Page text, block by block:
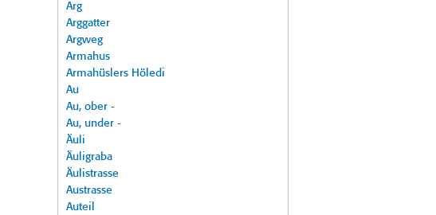
Arg
Arggatter
Argweg
Armahus
Armahüslers Höledi
Au
Au, ober -
Au, under -
Äuli
Äuligraba
Äulistrasse
Austrasse
Auteil